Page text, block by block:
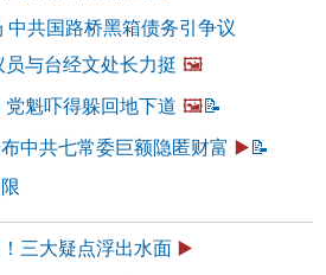
中共国路桥黑箱债务引争议
与台经文处长力挺 🖼️
魁吓得躲回地下道 🖼️📝
中共七常委巨额隐匿财富 ▶️ 📝
三大疑点浮出水面 ▶️